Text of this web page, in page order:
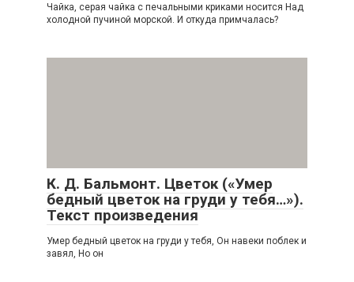
Чайка, серая чайка с печальными криками носится Над
холодной пучиной морской. И откуда примчалась?
К. Д. Бальмонт. Цветок («Умер
бедный цветок на груди у тебя…»).
Текст произведения
Умер бедный цветок на груди у тебя, Он навеки поблек и
завял, Но он